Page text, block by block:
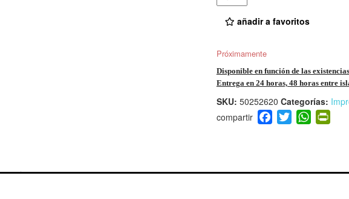
añadir a favoritos
Próximamente
Disponible en función de las
Entrega en 24 horas, 48 horas entre
SKU: 50252620 Categorías:
F
a
b
T
wi
W
h
A
Pr
in
e